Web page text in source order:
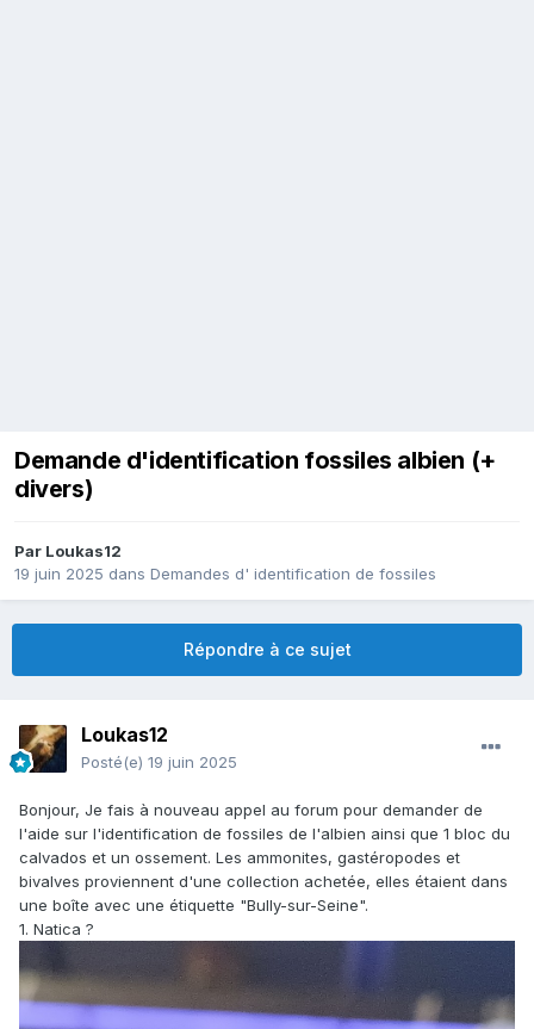
Demande d'identification fossiles albien (+
divers)
Par Loukas12
19 juin 2025 dans Demandes d' identification de fossiles
Répondre à ce sujet
Loukas12
Posté(e) 19 juin 2025
Bonjour, Je fais à nouveau appel au forum pour demander de
l'aide sur l'identification de fossiles de l'albien ainsi que 1 bloc du
calvados et un ossement. Les ammonites, gastéropodes et
bivalves proviennent d'une collection achetée, elles étaient dans
une boîte avec une étiquette "Bully-sur-Seine".
1. Natica ?